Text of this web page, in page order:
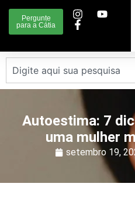
Pergunte
para a Cátia
Autoestima: 7
uma mulher
setembro 19,